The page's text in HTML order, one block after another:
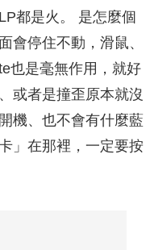
都是火。 是怎麼個
會停住不動，滑鼠、
也是毫無作用，就好
或者是撞歪原本就沒
機、也不會有什麼藍
」在那裡，一定要按